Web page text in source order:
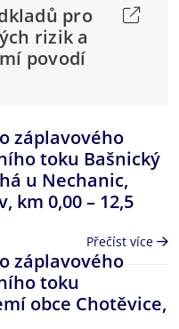
pro
rizik a
povodí
záplavového
toku Bašnický
u Nechanic,
km 0,00 – 12,5
Přečíst více
záplavového
toku
obce Chotěvice,